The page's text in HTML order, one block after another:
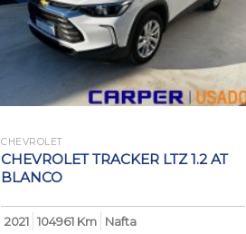
CHEVROLET
CHEVROLET TRACKER LTZ 1.2 AT
BLANCO
2021 104961 Km
Nafta